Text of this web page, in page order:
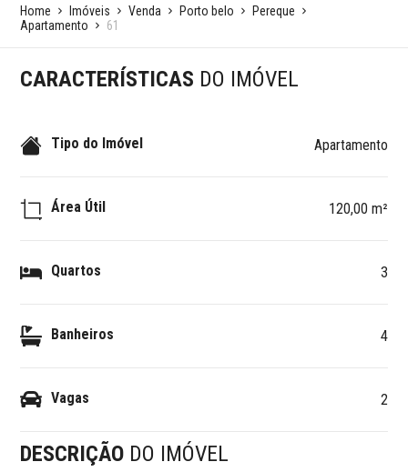
Home Imóveis Venda Porto belo
Pereque
Apartamento
61
CARACTERÍSTICAS DO IMÓVEL
Tipo do Imóvel Apartamento
Área Útil 120,00 m²
Quartos 3
Banheiros 4
Vagas 2
DESCRIÇÃO DO IMÓVEL